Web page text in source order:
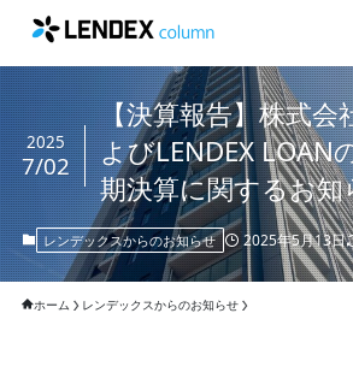
【決算報告】株式会
よびLENDEX LOAN
期決算に関するお知
2025
7/02
レンデックスからのお知らせ 2025年5月13日
ホーム レンデックスからのお知らせ